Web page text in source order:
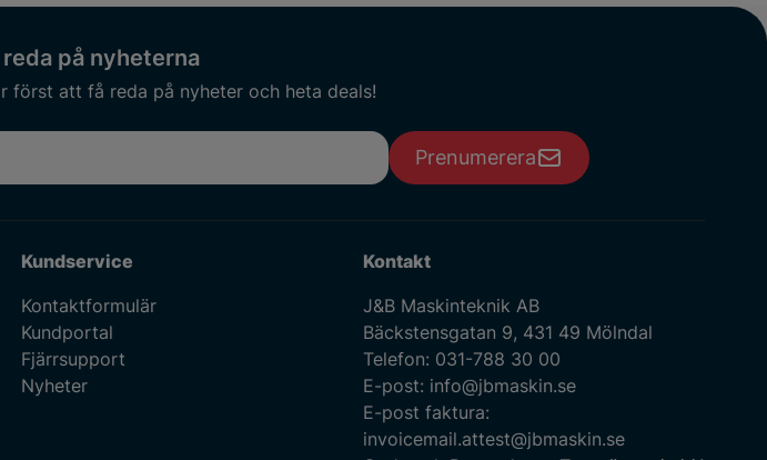
på nyheterna
först att få reda på nyheter och heta deals!
Prenumerera
Kundservice
Kontaktformulär
Kundportal
Fjärrsupport
Nyheter
Kontakt
J&B Maskinteknik AB
Bäckstensgatan 9, 431 49 Mölndal
Telefon: 031-788 30 00
E-post: info@jbmaskin.se
E-post faktura:
invoicemail.attest@jbmaskin.se